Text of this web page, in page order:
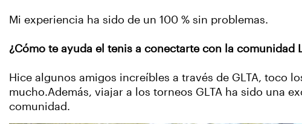
Mi experiencia ha sido de un 100 % sin problemas.
¿Cómo te ayuda el tenis a conectarte con la comunidad
Hice algunos amigos increíbles a través de GLTA, toco
mucho.Además, viajar a los torneos GLTA ha sido una
comunidad.